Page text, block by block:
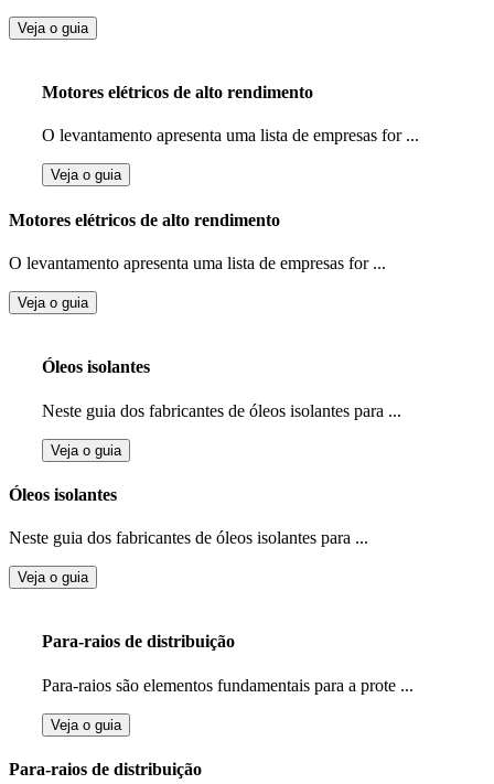
Veja o guia
Motores elétricos de alto rendimento
O levantamento apresenta uma lista de empresas for ...
Veja o guia
Motores elétricos de alto rendimento
O levantamento apresenta uma lista de empresas for ...
Veja o guia
Óleos isolantes
Neste guia dos fabricantes de óleos isolantes para ...
Veja o guia
Óleos isolantes
Neste guia dos fabricantes de óleos isolantes para ...
Veja o guia
Para-raios de distribuição
Para-raios são elementos fundamentais para a prote ...
Veja o guia
Para-raios de distribuição